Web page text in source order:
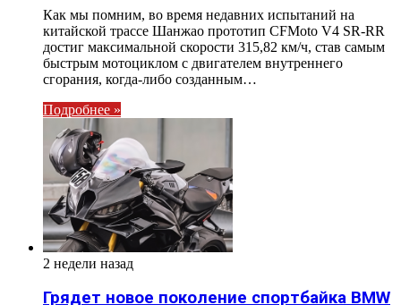
Как мы помним, во время недавних испытаний на
китайской трассе Шанжао прототип CFMoto V4 SR-RR
достиг максимальной скорости 315,82 км/ч, став самым
быстрым мотоциклом с двигателем внутреннего
сгорания, когда-либо созданным…
Подробнее »
2 недели назад
Грядет новое поколение спортбайка BMW